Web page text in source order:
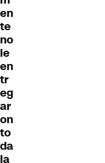
en
te
no
le
en
tr
eg
ar
on
to
da
la